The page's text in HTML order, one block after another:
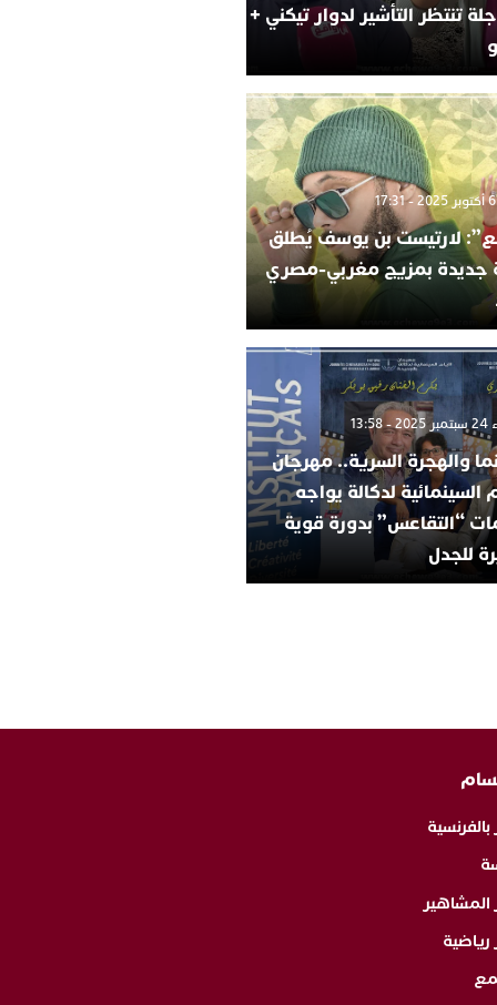
تنتظر التأشير لدوار تيكني +
لارتيست بن يوسف يُطلق
جديدة بمزيج مغربي-مصري
والهجرة السرية.. مهرجان
السينمائية لدكالة يواجه
“التقاعس” بدورة قوية
للجدل
بالفرنسية
المشاهير
رياضية